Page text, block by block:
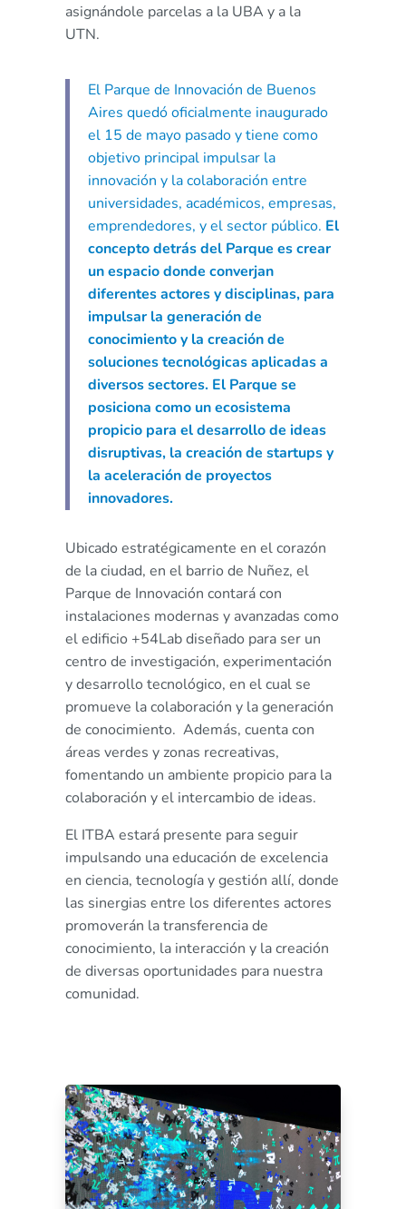
asignándole parcelas a la UBA y a la
UTN.
El Parque de Innovación de Buenos
Aires quedó oficialmente inaugurado
el 15 de mayo pasado y tiene como
objetivo principal impulsar la
innovación y la colaboración entre
universidades, académicos, empresas,
emprendedores, y el sector público. El
concepto detrás del Parque es crear
un espacio donde converjan
diferentes actores y disciplinas, para
impulsar la generación de
conocimiento y la creación de
soluciones tecnológicas aplicadas a
diversos sectores. El Parque se
posiciona como un ecosistema
propicio para el desarrollo de ideas
disruptivas, la creación de startups y
la aceleración de proyectos
innovadores.
Ubicado estratégicamente en el corazón
de la ciudad, en el barrio de Nuñez, el
Parque de Innovación contará con
instalaciones modernas y avanzadas como
el edificio +54Lab diseñado para ser un
centro de investigación, experimentación
y desarrollo tecnológico, en el cual se
promueve la colaboración y la generación
de conocimiento. Además, cuenta con
áreas verdes y zonas recreativas,
fomentando un ambiente propicio para la
colaboración y el intercambio de ideas.
El ITBA estará presente para seguir
impulsando una educación de excelencia
en ciencia, tecnología y gestión allí, donde
las sinergias entre los diferentes actores
promoverán la transferencia de
conocimiento, la interacción y la creación
de diversas oportunidades para nuestra
comunidad.